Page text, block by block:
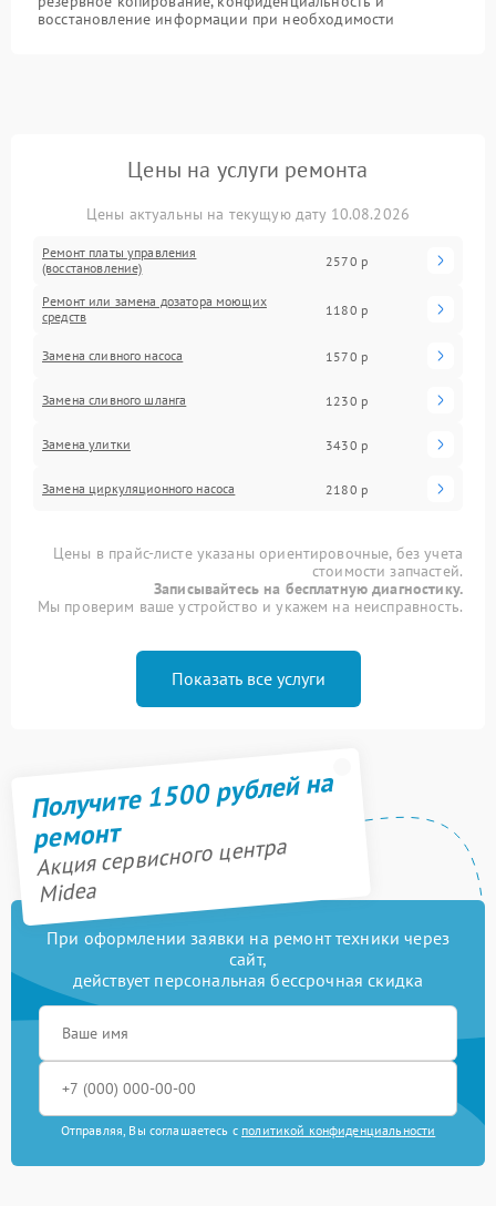
восстановление информации при необходимости
Цены на услуги ремонта
Цены актуальны на текущую дату 10.08.2026
Ремонт платы управления
(восстановление)
2570 р
Ремонт или замена дозатора моющих
средств
1180 р
Замена сливного насоса 1570 р
Замена сливного шланга 1230 р
Замена улитки 3430 р
Замена циркуляционного насоса 2180 р
Цены в прайс-листе указаны ориентировочные, без учета
стоимости запчастей.
Записывайтесь на бесплатную диагностику.
Мы проверим ваше устройство и укажем на неисправность.
Показать все услуги
Получите 1500 рублей на
ремонт
Акция сервисного центра
Midea
При оформлении заявки на ремонт техники через
сайт,
действует персональная бессрочная скидка
Отправляя, Вы соглашаетесь с политикой конфиденциальности